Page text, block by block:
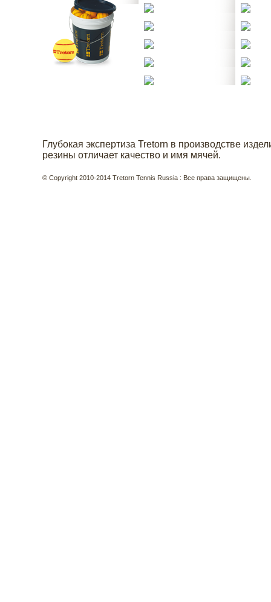
SERIE+ CONTROL
Глубокая экспертиза Tretorn в производстве
резины отличает качество и имя мячей.
© Copyright 2010-2014 Tretorn Tennis Russia : Все права защищены.